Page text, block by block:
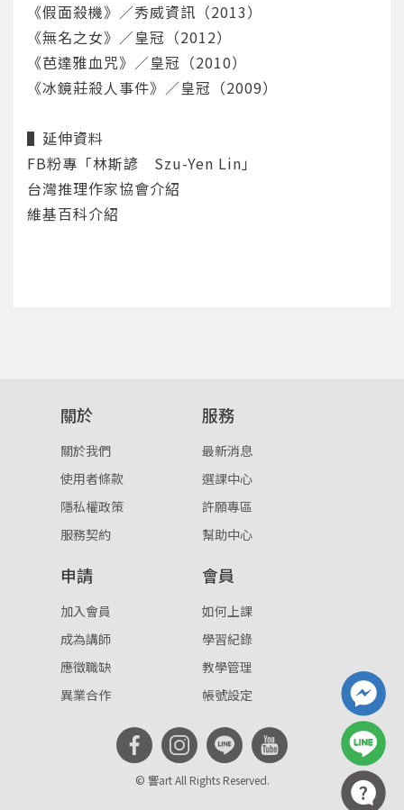
或
登入
或
重設密碼
取消
《假面殺機》／秀威資訊（2013）
《無名之女》／皇冠（2012）
《芭達雅血咒》／皇冠（2010）
《冰鏡莊殺人事件》／皇冠（2009）
▌延伸資料
FB粉專「林斯諺 Szu-Yen Lin」
台灣推理作家協會介紹
維基百科介紹
關於
關於我們
使用者條款
隱私權政策
服務契約
服務
最新消息
選課中心
許願專區
幫助中心
申請
加入會員
成為講師
應徵職缺
異業合作
會員
如何上課
學習紀錄
教學管理
帳號設定
© 響art All Rights Reserved.